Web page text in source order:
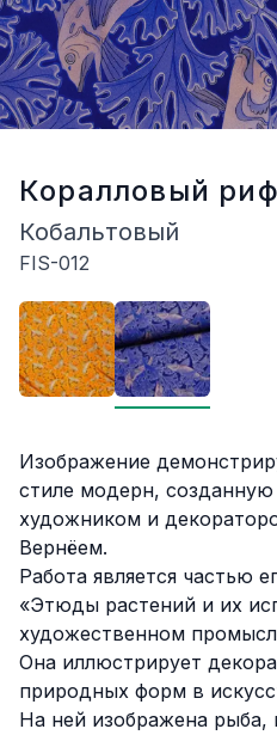
Коралловый риф
Кобальтовый
FIS-012
Описание
Изображение
стиле модерн,
художником и
Вернёем.
Работа является частью
«Этюды растений и их
художественном
Она иллюстрирует
природных форм в
На ней изображена рыба,